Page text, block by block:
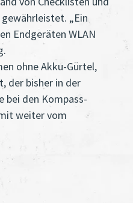
„Ein
Endgeräten WLAN
ohne Akku-Gürtel,
der bisher in der
bei den Kompass-
weiter vom